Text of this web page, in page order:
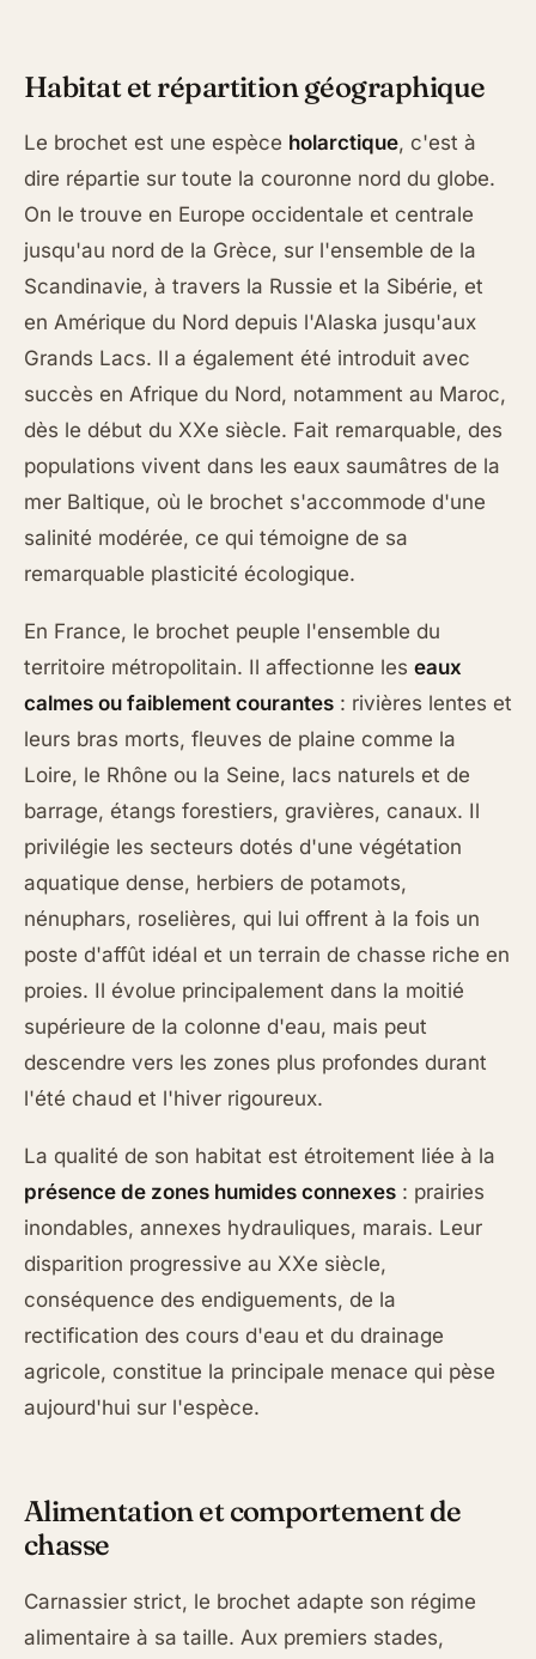
Habitat et répartition géographique
Le brochet est une espèce holarctique, c'est à
dire répartie sur toute la couronne nord du globe.
On le trouve en Europe occidentale et centrale
jusqu'au nord de la Grèce, sur l'ensemble de la
Scandinavie, à travers la Russie et la Sibérie, et
en Amérique du Nord depuis l'Alaska jusqu'aux
Grands Lacs. Il a également été introduit avec
succès en Afrique du Nord, notamment au Maroc,
dès le début du XXe siècle. Fait remarquable, des
populations vivent dans les eaux saumâtres de la
mer Baltique, où le brochet s'accommode d'une
salinité modérée, ce qui témoigne de sa
remarquable plasticité écologique.
En France, le brochet peuple l'ensemble du
territoire métropolitain. Il affectionne les eaux
calmes ou faiblement courantes : rivières lentes et
leurs bras morts, fleuves de plaine comme la
Loire, le Rhône ou la Seine, lacs naturels et de
barrage, étangs forestiers, gravières, canaux. Il
privilégie les secteurs dotés d'une végétation
aquatique dense, herbiers de potamots,
nénuphars, roselières, qui lui offrent à la fois un
poste d'affût idéal et un terrain de chasse riche en
proies. Il évolue principalement dans la moitié
supérieure de la colonne d'eau, mais peut
descendre vers les zones plus profondes durant
l'été chaud et l'hiver rigoureux.
La qualité de son habitat est étroitement liée à la
présence de zones humides connexes : prairies
inondables, annexes hydrauliques, marais. Leur
disparition progressive au XXe siècle,
conséquence des endiguements, de la
rectification des cours d'eau et du drainage
agricole, constitue la principale menace qui pèse
aujourd'hui sur l'espèce.
Alimentation et comportement de
chasse
Carnassier strict, le brochet adapte son régime
alimentaire à sa taille. Aux premiers stades,